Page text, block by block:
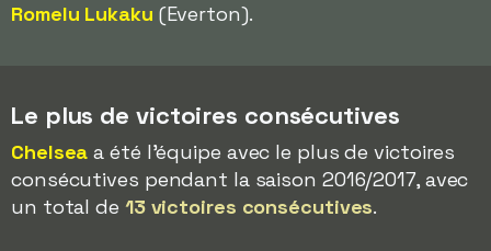
Romelu Lukaku (Everton).
Le plus de victoires consécutives
Chelsea a été l'équipe avec le plus de victoires
consécutives pendant la saison 2016/2017, avec
un total de 13 victoires consécutives.